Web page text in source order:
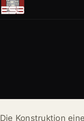
Die Konstruktion